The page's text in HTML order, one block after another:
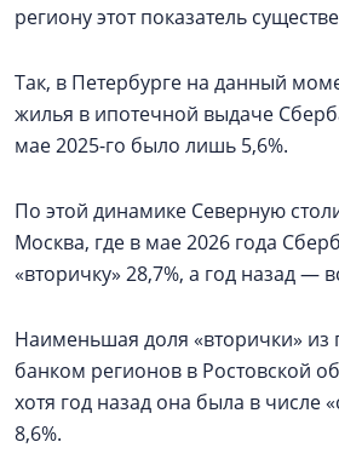
региону этот показатель
Так, в Петербурге на данный
жилья в ипотечной выдаче
мае 2025-го было лишь 5,6%.
По этой динамике Северную
Москва, где в мае 2026 года
«вторичку» 28,7%, а год назад —
Наименьшая доля «вторички» из
банком регионов в Ростовской
хотя год назад она была в числе
8,6%.